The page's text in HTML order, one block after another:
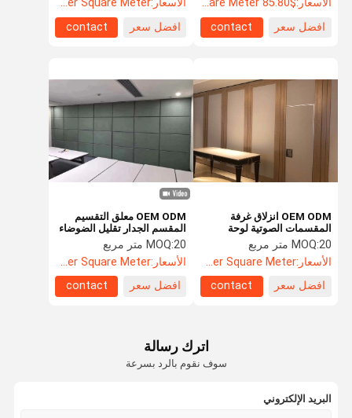
الأسعار:US$135.8 Per Square Meter
افضل سعر
contact
الأسعار:$85.80 Per Square Meter
افضل سعر
contact
OEM ODM معلق التقسيم
المقسم الجدار تقليل الضوضاء
المنقولة
MOQ:20 متر مربع
الأسعار:US$104.8 Per Square Meter
افضل سعر
contact
OEM ODM انزلاق غرفة
المقسمات الصوتية لوحة
التقسيم 9 مم سماكة المجلس
MOQ:20 متر مربع
الأسعار:US$88.5 Per Square Meter
افضل سعر
contact
اترك رسالة
سوف نقوم بالرد بسرعة
البريد الإلكتروني